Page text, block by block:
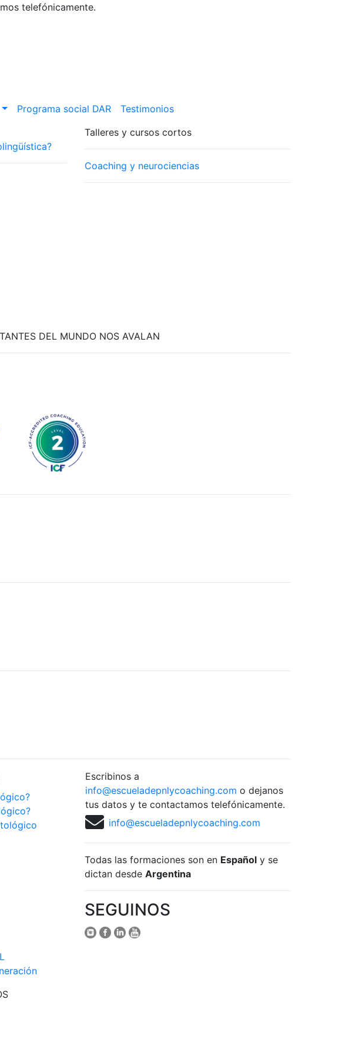
telefónicamente.
Programa social DAR
Testimonios
Talleres y cursos cortos
Coaching y neurociencias
DEL MUNDO NOS AVALAN
Escribinos a
info@escueladepnlycoaching.com o dejanos
tus datos y te contactamos telefónicamente.
info@escueladepnlycoaching.com
Todas las formaciones son en Español y se
dictan desde Argentina
SEGUINOS